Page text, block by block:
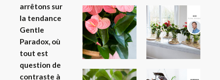
arrêtons sur
la tendance
Gentle
Paradox, où
tout est
question de
contraste à